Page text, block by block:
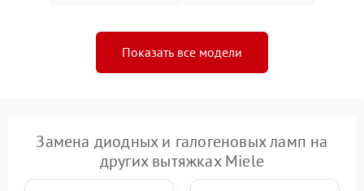
Показать все модели
Замена диодных и галогеновых ламп на
других вытяжках Miele